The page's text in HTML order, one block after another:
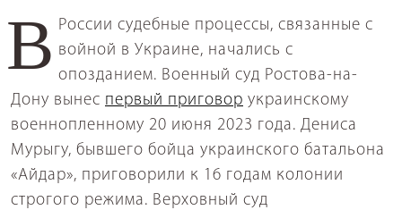
В России судебные процессы, связанные с
войной в Украине, начались с
опозданием. Военный суд Ростова-на-
Дону вынес первый приговор украинскому
военнопленному 20 июня 2023 года. Дениса
Мурыгу, бывшего бойца украинского батальона
«Айдар», приговорили к 16 годам колонии
строгого режима. Верховный суд